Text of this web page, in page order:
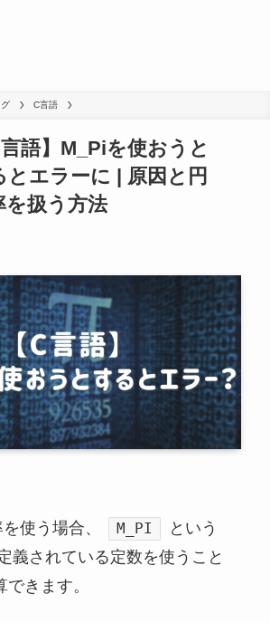
C言語
言語】M_Piを使おうと
とエラーに | 原因と円
を扱う方法
使う場合、 M_PI という
義されている定数を使うこと
きます。